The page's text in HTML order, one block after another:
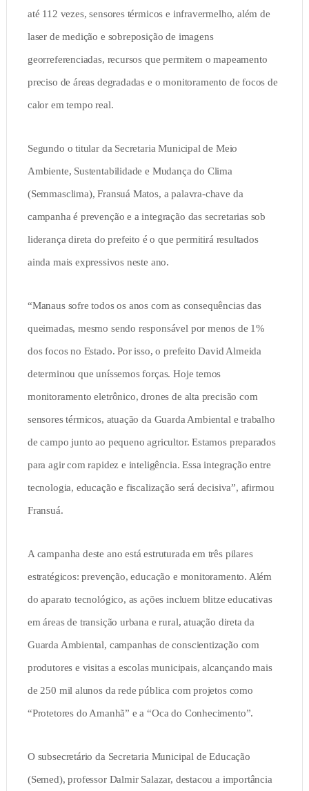
até 112 vezes, sensores térmicos e infravermelho, além de
laser de medição e sobreposição de imagens
georreferenciadas, recursos que permitem o mapeamento
preciso de áreas degradadas e o monitoramento de focos de
calor em tempo real.
Segundo o titular da Secretaria Municipal de Meio
Ambiente, Sustentabilidade e Mudança do Clima
(Semmasclima), Fransuá Matos, a palavra-chave da
campanha é prevenção e a integração das secretarias sob
liderança direta do prefeito é o que permitirá resultados
ainda mais expressivos neste ano.
“Manaus sofre todos os anos com as consequências das
queimadas, mesmo sendo responsável por menos de 1%
dos focos no Estado. Por isso, o prefeito David Almeida
determinou que uníssemos forças. Hoje temos
monitoramento eletrônico, drones de alta precisão com
sensores térmicos, atuação da Guarda Ambiental e trabalho
de campo junto ao pequeno agricultor. Estamos preparados
para agir com rapidez e inteligência. Essa integração entre
tecnologia, educação e fiscalização será decisiva”, afirmou
Fransuá.
A campanha deste ano está estruturada em três pilares
estratégicos: prevenção, educação e monitoramento. Além
do aparato tecnológico, as ações incluem blitze educativas
em áreas de transição urbana e rural, atuação direta da
Guarda Ambiental, campanhas de conscientização com
produtores e visitas a escolas municipais, alcançando mais
de 250 mil alunos da rede pública com projetos como
“Protetores do Amanhã” e a “Oca do Conhecimento”.
O subsecretário da Secretaria Municipal de Educação
(Semed), professor Dalmir Salazar, destacou a importância